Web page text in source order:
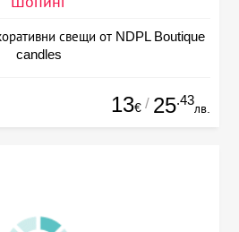
свещи от NDPL Boutique
candles
13€ / 25.43
лв.